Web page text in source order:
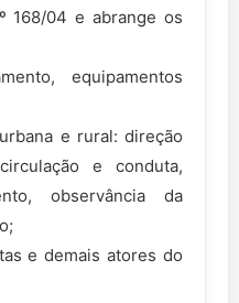
168/04 e abrange os
equipamentos
e rural: direção
e conduta,
observância da
e demais atores do